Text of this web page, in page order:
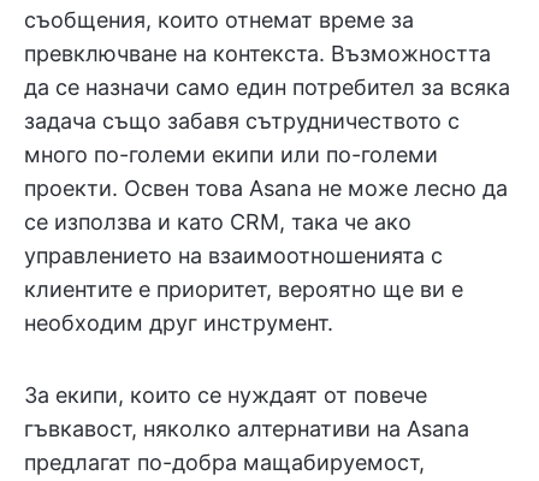
съобщения, които отнемат време за
превключване на контекста. Възможността
да се назначи само един потребител за всяка
задача също забавя сътрудничеството с
много по-големи екипи или по-големи
проекти. Освен това Asana не може лесно да
се използва и като CRM, така че ако
управлението на взаимоотношенията с
клиентите е приоритет, вероятно ще ви е
необходим друг инструмент.
За екипи, които се нуждаят от повече
гъвкавост, няколко алтернативи на Asana
предлагат по-добра мащабируемост,